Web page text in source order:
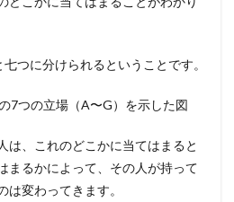
つに分けられるということです。
は、これのどこかに当てはまると
まるかによって、その人が持って
は変わってきます。